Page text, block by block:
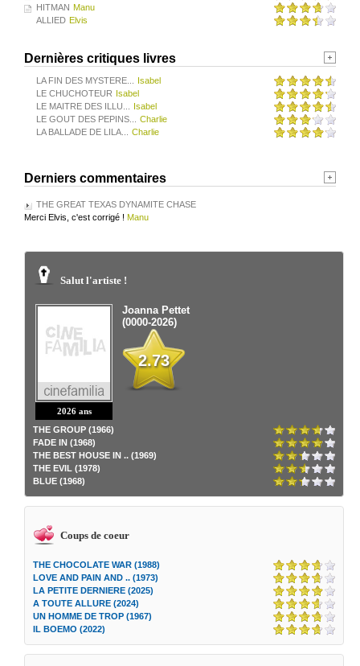
HITMAN Manu
ALLIED Elvis
Dernières critiques livres
LA FIN DES MYSTERE...
Isabel
LE CHUCHOTEUR Isabel
LE MAITRE DES ILLU...
Isabel
LE GOUT DES PEPINS...
Charlie
LA BALLADE DE LILA...
Charlie
Derniers commentaires
THE GREAT TEXAS DYNAMITE CHASE
Merci Elvis, c'est corrigé ! Manu
Salut l'artiste !
2026 ans
Joanna Pettet
(0000-2026)
2.73
THE GROUP (1966)
FADE IN (1968)
THE BEST HOUSE IN .. (1969)
THE EVIL (1978)
BLUE (1968)
Coups de coeur
THE CHOCOLATE WAR (1988)
LOVE AND PAIN AND .. (1973)
LA PETITE DERNIERE (2025)
A TOUTE ALLURE (2024)
UN HOMME DE TROP (1967)
IL BOEMO (2022)